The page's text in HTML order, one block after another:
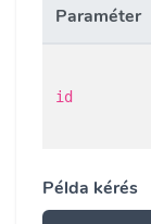
Paraméter
id
Példa kérés